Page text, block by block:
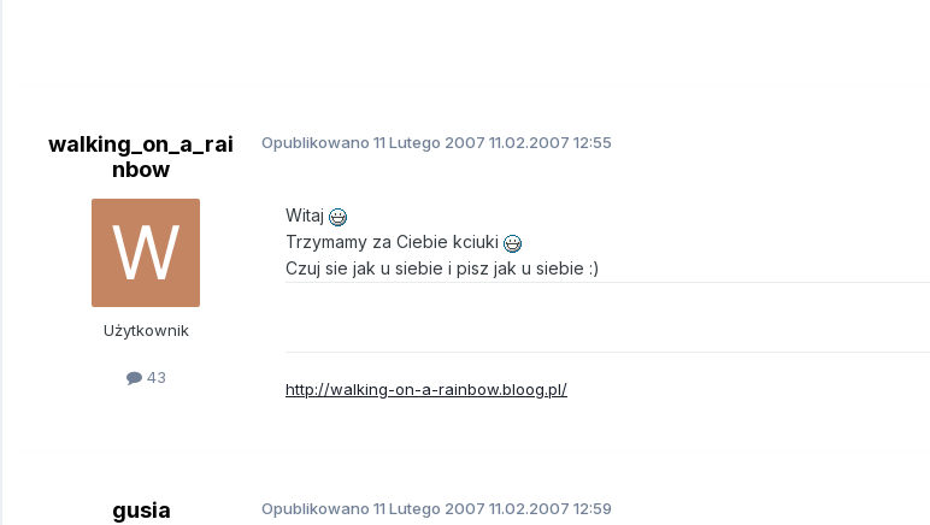
walking_on_a_rai
nbow
Użytkownik
43
Opublikowano 11 Lutego 2007 11.02.2007 12:55
Witaj
Trzymamy za Ciebie kciuki
Czuj sie jak u siebie i pisz jak u siebie :)
http://walking-on-a-rainbow.bloog.pl/
gusia Opublikowano 11 Lutego 2007 11.02.2007 12:59